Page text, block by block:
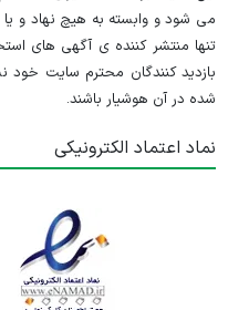
می شود و وابسته به هیچ نهاد و
تنها منتشر کننده ی آگهی های
بازدید کنندگان محترم سایت
شده در آن هوشیار باشند.
نماد اعتماد الکترونیکی